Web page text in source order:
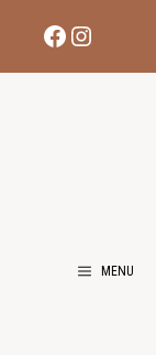
Facebook
MENU